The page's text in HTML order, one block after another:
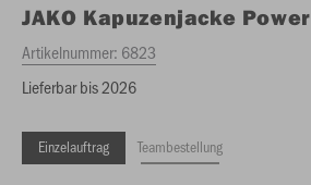
JAKO Kapuzenjacke Power
Artikelnummer: 6823
Lieferbar bis 2026
Einzelauftrag Teambestellung